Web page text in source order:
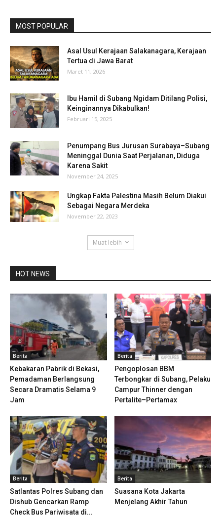
MOST POPULAR
Asal Usul Kerajaan Salakanagara, Kerajaan
Tertua di Jawa Barat
Maret 11, 2026
Ibu Hamil di Subang Ngidam Ditilang Polisi,
Keinginannya Dikabulkan!
Februari 15, 2025
Penumpang Bus Jurusan Surabaya–Subang
Meninggal Dunia Saat Perjalanan, Diduga
Karena Sakit
November 24, 2025
Ungkap Fakta Palestina Masih Belum Diakui
Sebagai Negara Merdeka
November 22, 2023
Muat lebih
HOT NEWS
Berita
Kebakaran Pabrik di Bekasi,
Pemadaman Berlangsung
Secara Dramatis Selama 9
Jam
Berita
Pengoplosan BBM
Terbongkar di Subang, Pelaku
Campur Thinner dengan
Pertalite–Pertamax
Berita
Satlantas Polres Subang dan
Dishub Gencarkan Ramp
Check Bus Pariwisata di...
Berita
Suasana Kota Jakarta
Menjelang Akhir Tahun